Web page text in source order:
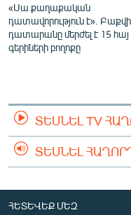
«Սա քաղաքական
դատավորություն է». Բաքվի
դատարանը մերժել է 15 հայ
գերիների բողոքը
ՏԵՍՆԵԼ TV
ՏԵՍՆԵԼ
ՀԵՏԵՎԵՔ ՄԵԶ